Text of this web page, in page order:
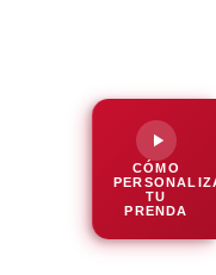
CÓMO
TU
PRENDA